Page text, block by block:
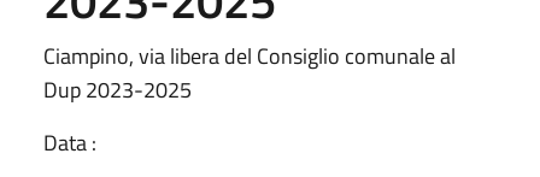
Ciampino, via libera del Consiglio comunale al
Dup 2023-2025
Data :